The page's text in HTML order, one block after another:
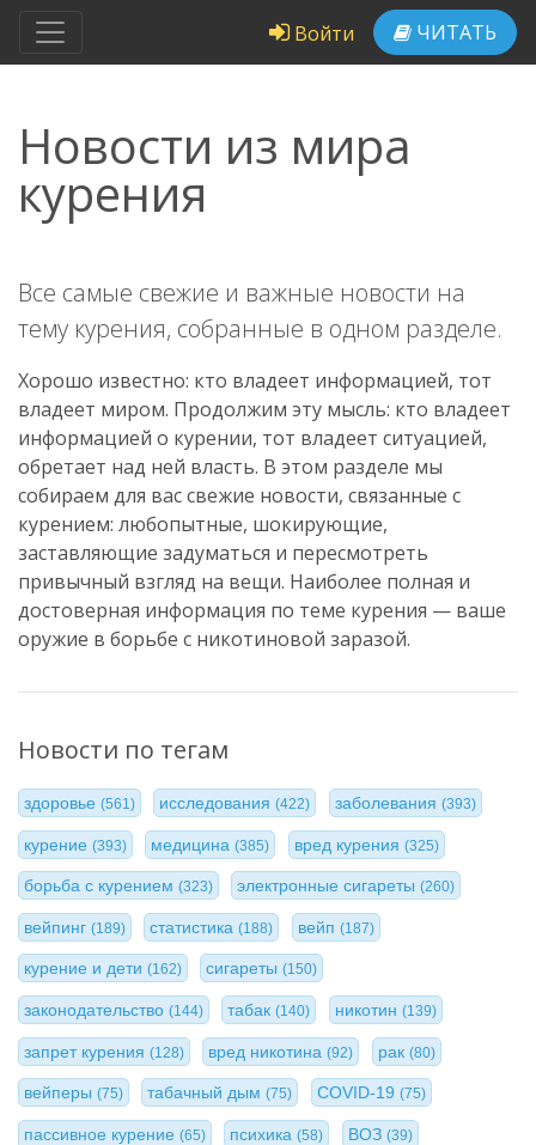
Войти ЧИТАТЬ
Новости из мира
курения
Все самые свежие и важные новости на
тему курения, собранные в одном разделе.
Хорошо известно: кто владеет информацией, тот
владеет миром. Продолжим эту мысль: кто владеет
информацией о курении, тот владеет ситуацией,
обретает над ней власть. В этом разделе мы
собираем для вас свежие новости, связанные с
курением: любопытные, шокирующие,
заставляющие задуматься и пересмотреть
привычный взгляд на вещи. Наиболее полная и
достоверная информация по теме курения — ваше
оружие в борьбе с никотиновой заразой.
Новости по тегам
здоровье (561) исследования(422) заболевания (393)
курение (393) медицина(385) вред курения (325)
борьба с курением (323) электронные сигареты(260)
вейпинг (189) статистика(188) вейп (187)
курение и дети (162) сигареты(150)
законодательство (144) табак(140) никотин (139)
запрет курения (128) вред никотина(92) рак (80)
вейперы (75) табачный дым(75) COVID-19 (75)
пассивное курение (65) психика(58) ВОЗ (39)